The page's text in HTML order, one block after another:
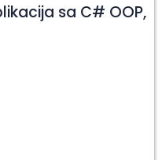
sa C# OOP,